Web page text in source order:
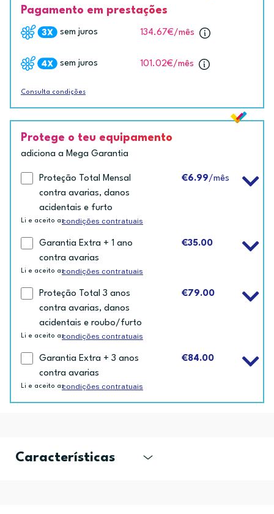
Pagamento em prestações
sem juros 134.67€/mês
sem juros 101.02€/mês
Consulta condições
Protege o teu equipamento
adiciona a Mega Garantia
Proteção Total Mensal
contra avarias, danos
acidentais e furto
€6.99/mês
Li e aceito ascondições contratuais
Garantia Extra + 1 ano
contra avarias
€35.00
Li e aceito ascondições contratuais
Proteção Total 3 anos
contra avarias, danos
acidentais e roubo/furto
€79.00
Li e aceito ascondições contratuais
Garantia Extra + 3 anos
contra avarias
€84.00
Li e aceito ascondições contratuais
Características